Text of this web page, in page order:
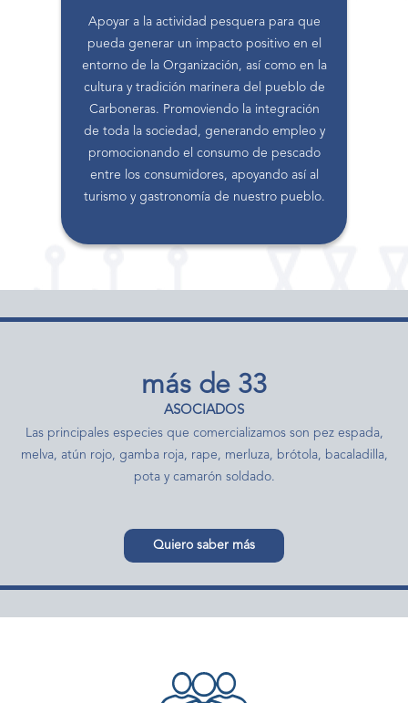
Apoyar a la actividad pesquera para que
pueda generar un impacto positivo en el
entorno de la Organización, así como en la
cultura y tradición marinera del pueblo de
Carboneras. Promoviendo la integración
de toda la sociedad, generando empleo y
promocionando el consumo de pescado
entre los consumidores, apoyando así al
turismo y gastronomía de nuestro pueblo.
más de 33
ASOCIADOS
Las principales especies que comercializamos son pez espada,
melva, atún rojo, gamba roja, rape, merluza, brótola, bacaladilla,
pota y camarón soldado.
Quiero saber más